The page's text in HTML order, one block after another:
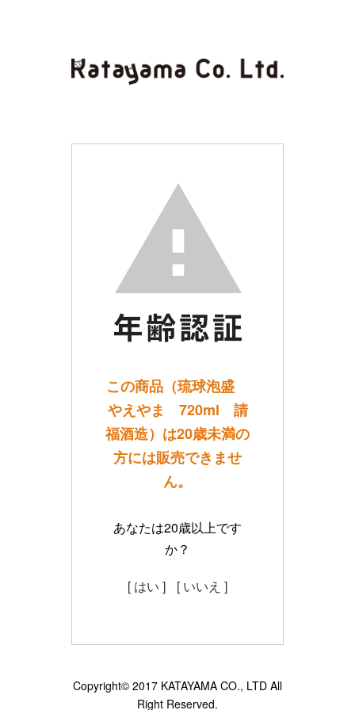
この商品（琉球泡盛
やえやま 720ml 請
福酒造）は20歳未満の
方には販売できませ
ん。
あなたは20歳以上です
か？
[ はい ] [ いいえ ]
Copyright© 2017 KATAYAMA CO., LTD All
Right Reserved.